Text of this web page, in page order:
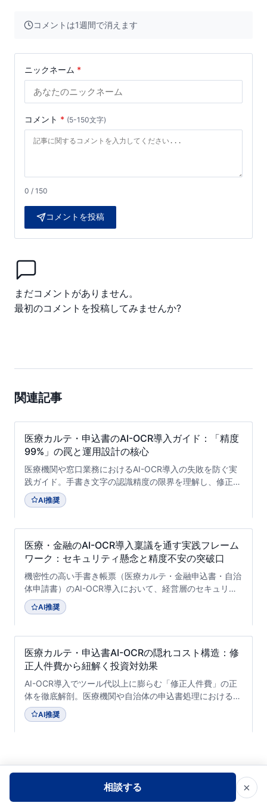
コメントは1週間で消えます
ニックネーム *
コメント * (5-150文字)
0 / 150
コメントを投稿
まだコメントがありません。
最初のコメントを投稿してみませんか?
関連記事
医療カルテ・申込書のAI-OCR導入ガイド：「精度
99%」の罠と運用設計の核心
医療機関や窓口業務におけるAI-OCR導入の失敗を防ぐ実
践ガイド。手書き文字の認識精度の限界を理解し、修正工
数を最小化する製品選定の5つの評価軸と、現場に定着さ
せる運用設計のステップを専門家が解説します。
AI推奨
医療・金融のAI-OCR導入稟議を通す実践フレーム
ワーク：セキュリティ懸念と精度不安の突破口
機密性の高い手書き帳票（医療カルテ・金融申込書・自治
体申請書）のAI-OCR導入において、経営層のセキュリテ
ィ懸念や現場の抵抗を論理的に解消し、稟議を承認へ導く
ための実践的なアプローチを専門家が解説します。
AI推奨
医療カルテ・申込書AI-OCRの隠れコスト構造：修
正人件費から紐解く投資対効果
AI-OCR導入でツール代以上に膨らむ「修正人件費」の正
体を徹底解剖。医療機関や自治体の申込書処理における真
のTCO（総所有コスト）を可視化し、失敗しないための比
較・評価基準と最適化アプローチを提示します。
AI推奨
相談する ×
AIソリューションのご相談・お問い合わせはこちら